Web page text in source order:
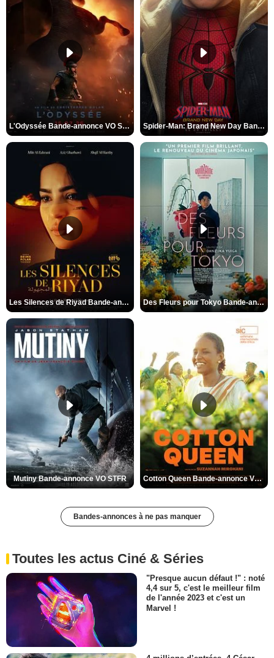
L'Odyssée Bande-annonce VO STFR Spider-Man: Brand New Day Bande-annonce VO STFR
Les Silences de Riyad Bande-annonce VO STFR Des Fleurs pour Tokyo Bande-annonce VO STFR
Mutiny Bande-annonce VO STFR Cotton Queen Bande-annonce VO STFR
Bandes-annonces à ne pas manquer
Toutes les actus Ciné & Séries
"Presque aucun défaut !" : noté
4,4 sur 5, c'est le meilleur film
de l'année 2023 et c'est un
Marvel !